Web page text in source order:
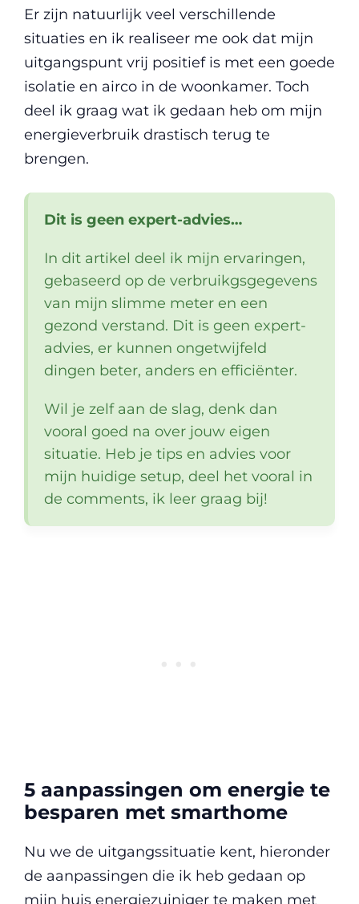
Er zijn natuurlijk veel verschillende
situaties en ik realiseer me ook dat mijn
uitgangspunt vrij positief is met een goede
isolatie en airco in de woonkamer. Toch
deel ik graag wat ik gedaan heb om mijn
energieverbruik drastisch terug te
brengen.
Dit is geen expert-advies…
In dit artikel deel ik mijn ervaringen,
gebaseerd op de verbruikgsgegevens
van mijn slimme meter en een
gezond verstand. Dit is geen expert-
advies, er kunnen ongetwijfeld
dingen beter, anders en efficiënter.
Wil je zelf aan de slag, denk dan
vooral goed na over jouw eigen
situatie. Heb je tips en advies voor
mijn huidige setup, deel het vooral in
de comments, ik leer graag bij!
5 aanpassingen om energie te
besparen met smarthome
Nu we de uitgangssituatie kent, hieronder
de aanpassingen die ik heb gedaan op
mijn huis energiezuiniger te maken met